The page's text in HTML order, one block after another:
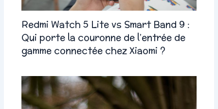
Redmi Watch 5 Lite vs Smart Band 9 :
Qui porte la couronne de l’entrée de
gamme connectée chez Xiaomi ?